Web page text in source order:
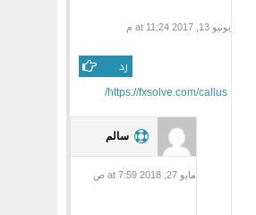
يونيو 13, 2017 at 11:24 م
رد
https://fxsolve.com/callus/
سالم
مايو 27, 2018 at 7:59 ص